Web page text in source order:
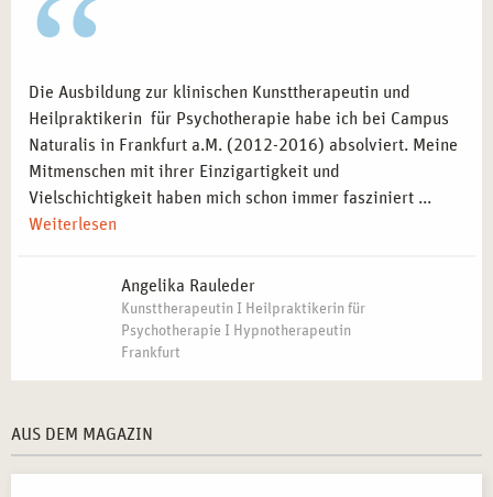
Die Ausbildung zur klinischen Kunsttherapeutin und
Heilpraktikerin für Psychotherapie habe ich bei Campus
Naturalis in Frankfurt a.M. (2012-2016) absolviert. Meine
Mitmenschen mit ihrer Einzigartigkeit und
Vielschichtigkeit haben mich schon immer fasziniert ...
Weiterlesen
Angelika Rauleder
Kunsttherapeutin I Heilpraktikerin für
Psychotherapie I Hypnotherapeutin
Frankfurt
AUS DEM MAGAZIN